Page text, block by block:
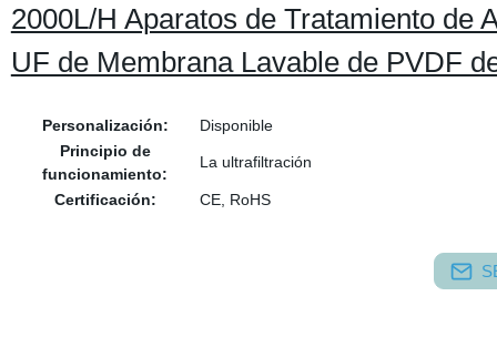
2000L/H Aparatos de Tratamiento de
UF de Membrana Lavable de PVDF
Personalización:
Disponible
Principio de
funcionamiento:
La ultrafiltración
Certificación: CE, RoHS